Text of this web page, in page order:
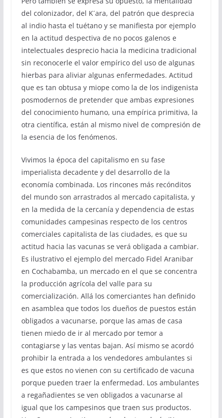
del colonizador, del K´ara, del patrón que desprecia
al indio hasta el tuétano y se manifiesta por ejemplo
en la actitud despectiva de no pocos galenos e
intelectuales desprecio hacia la medicina tradicional
sin reconocerle el valor empírico del uso de algunas
hierbas para aliviar algunas enfermedades. Actitud
que es tan obtusa y miope como la de los indigenista
posmodernos de pretender que ambas expresiones
del conocimiento humano, una empírica primitiva, la
otra científica, están al mismo nivel de compresión de
la esencia de los fenómenos.
Vivimos la época del capitalismo en su fase
imperialista decadente y del desarrollo de la
economía combinada. Los rincones más recónditos
del mundo son arrastrados al mercado capitalista, y
en la medida de la cercanía y dependencia de estas
comunidades campesinas respecto de los centros
comerciales capitalista de las ciudades, es que su
actitud hacia las vacunas se verá obligada a cambiar.
Es ilustrativo el ejemplo del mercado Fidel Aranibar
en Cochabamba, un mercado en el que se concentra
la producción agrícola del valle para su
comercialización. Allá los comerciantes han definido
en asamblea que todos los dueños de puestos están
obligados a vacunarse, porque las amas de casa
tienen miedo de ir al mercado por temor a
contagiarse y las ventas bajan. Así mismo se acordó
prohibir la entrada a los vendedores ambulantes si
es que estos no vienen con su certificado de vacuna
porque pueden traer la enfermedad. Los ambulantes
a regañadientes se ven obligados a vacunarse al
igual que los campesinos que traen sus productos.